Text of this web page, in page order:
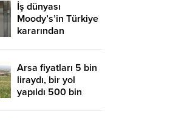
İş dünyası
Moody’s’in Türkiye
kararından
Arsa fiyatları 5 bin
liraydı, bir yol
yapıldı 500 bin